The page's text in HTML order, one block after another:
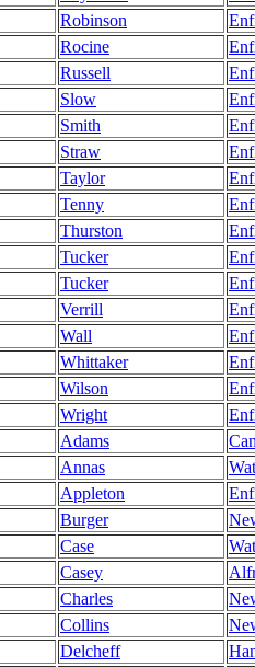
Robinson
Rocine
Russell
Slow
Smith
Straw
Taylor
Tenny
Thurston
Tucker
Tucker
Verrill
Wall
Whittaker
Wilson
Wright
Adams
Annas
Appleton
Burger
Case
Casey
Charles
Collins
Delcheff